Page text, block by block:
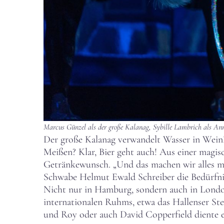
Marcus Günzel als der große Kalanag, Sybille Lambrich als
Der große Kalanag verwandelt Wasser in
Meißen? Klar, Bier geht auch! Aus einer
Getränkewunsch. „Und das machen wir
Schwabe Helmut Ewald Schreiber die
Nicht nur in Hamburg, sondern auch in
internationalen Ruhms, etwa das Hallenser
und Roy oder auch David Copperfield diente